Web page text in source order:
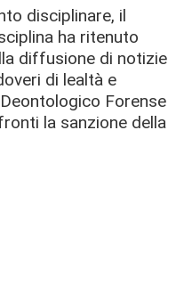
disciplinare, il
ha ritenuto
diffusione di notizie
di lealtà e
Forense
la sanzione della